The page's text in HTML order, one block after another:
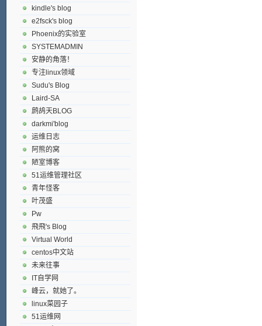
kindle's blog
e2fsck's blog
Phoenix的实验室
SYSTEMADMIN
安静的角落！
专注linux领域
Sudu's Blog
Laird-SA
鹧鸪天BLOG
darkmi'blog
运维日志
阿熊的窝
陋室博客
51运维管理社区
青年怪客
叶茂盛
Pw
飛飛's Blog
Virtual World
centos中文站
未来往事
IT自学网
峰云，就她了。
linux菜园子
51运维网